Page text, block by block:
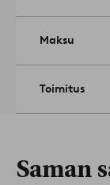
Maksu
Toimitus
Saman